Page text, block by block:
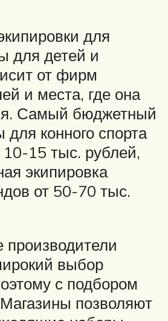
для
для детей и
от фирм
и места, где она
Самый бюджетный
конного спорта
15 тыс. рублей,
экипировка
от 50-70 тыс.
выбор
с подбором
позволяют